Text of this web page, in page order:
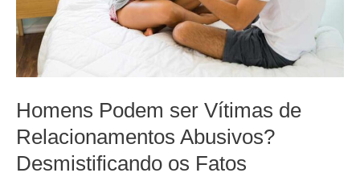
Homens Podem ser Vítimas de
Relacionamentos Abusivos?
Desmistificando os Fatos